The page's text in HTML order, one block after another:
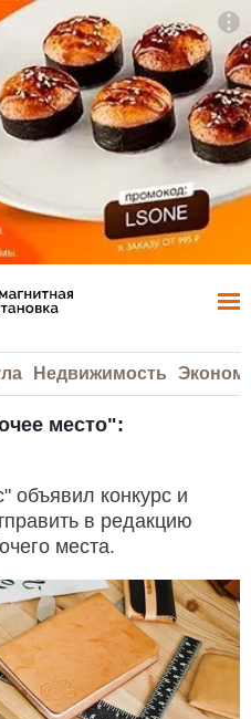
Недвижимость
место":
объявил конкурс и
в редакцию
места.